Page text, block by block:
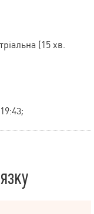
(15 хв.